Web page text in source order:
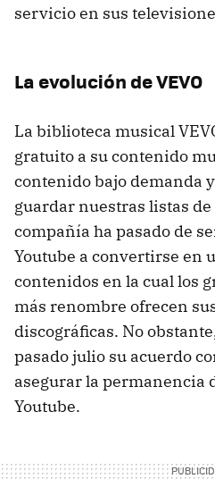
servicio en sus
La evolución de VEVO
La biblioteca musical
gratuito a su contenido
contenido bajo demanda
guardar nuestras listas
compañía ha pasado de
Youtube a convertirse en
contenidos en la cual los
más renombre ofrecen
discográficas. No
pasado julio su acuerdo
asegurar la permanencia
Youtube.